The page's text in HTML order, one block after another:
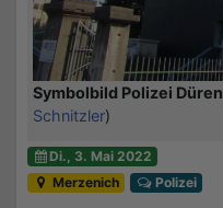
Symbolbild Polizei Düren
Schnitzler)
Di., 3. Mai 2022
Merzenich
Polizei